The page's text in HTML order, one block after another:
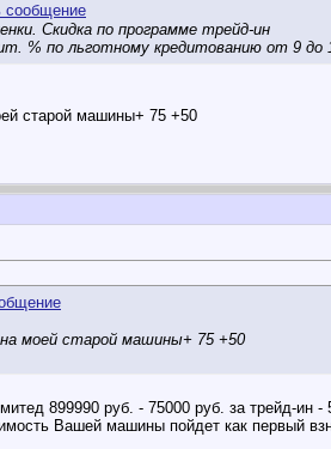
Скидка по программе трейд-ин
% по льготному кредитованию от 9 до
старой машины+ 75 +50
моей старой машины+ 75 +50
899990 руб. - 75000 руб. за трейд-
Вашей машины пойдет как первый